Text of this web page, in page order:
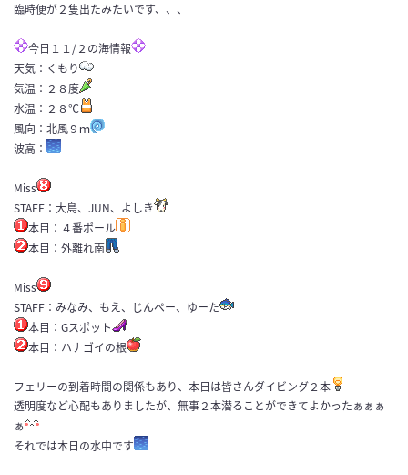
臨時便が２隻出たみたいです、、、
今日１１/２の海情報
天気：くもり
気温：２８度
水温：２８℃
風向：北風９ｍ
波高：
Miss
STAFF：大島、JUN、よしき
本目：４番ポール
本目：外離れ南
Miss
STAFF：みなみ、もえ、じんぺー、ゆーた
本目：Gスポット
本目：ハナゴイの根
フェリーの到着時間の関係もあり、本日は皆さんダイビング２本
透明度など心配もありましたが、無事２本潜ることができてよかったぁぁぁ
ぁ
それでは本日の水中です